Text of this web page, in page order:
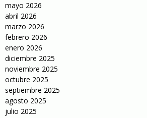
mayo 2026
abril 2026
marzo 2026
febrero 2026
enero 2026
diciembre 2025
noviembre 2025
octubre 2025
septiembre 2025
agosto 2025
julio 2025